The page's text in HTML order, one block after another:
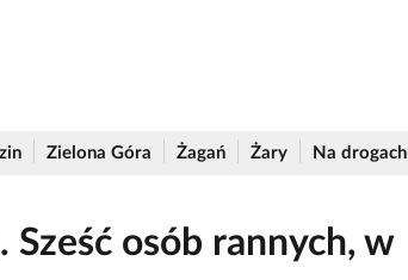
Zielona Góra Żagań Żary Na drogach
osób rannych, w